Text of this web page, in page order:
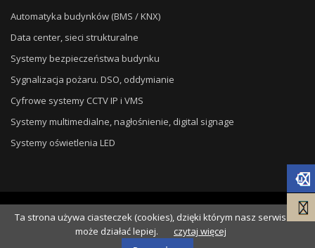
Ta strona używa ciasteczek (cookies), dzięki którym nasz serwis
może działać lepiej.
czytaj więcej
Automatyka budynków (BMS / KNX)
Data center, sieci strukturalne
Systemy bezpieczeństwa budynku
Sygnalizacja pożaru. DSO, oddymianie
Cyfrowe systemy CCTV IP i VMS
Systemy multimedialne, nagłośnienie, digital signage
Systemy oświetlenia LED
© 2026 DG ELPRO
. Wdrożenie